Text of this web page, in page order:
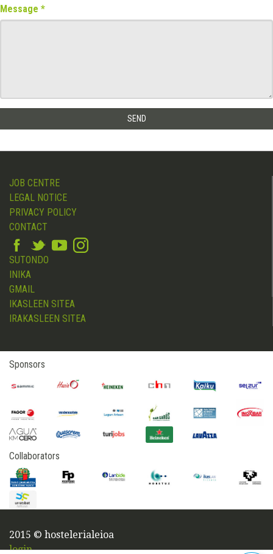
Message
JOB CENTRE
LEGAL NOTICE
PRIVACY POLICY
CONTACT
SUTONDO
INIKA
GMAIL
IKASLEEN SITEA
IRAKASLEEN SITEA
Sponsors
Collaborators
2015 © hostelerialeioa
login